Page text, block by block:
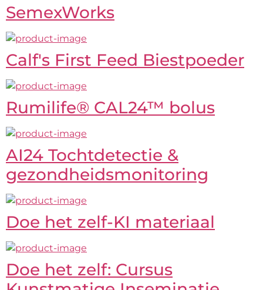
SemexWorks
Calf's First Feed Biestpoeder
Rumilife® CAL24™ bolus
AI24 Tochtdetectie &
gezondheidsmonitoring
Doe het zelf-KI materiaal
Doe het zelf: Cursus